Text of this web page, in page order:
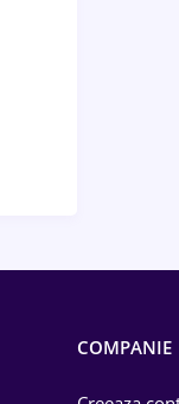
COMPANIE